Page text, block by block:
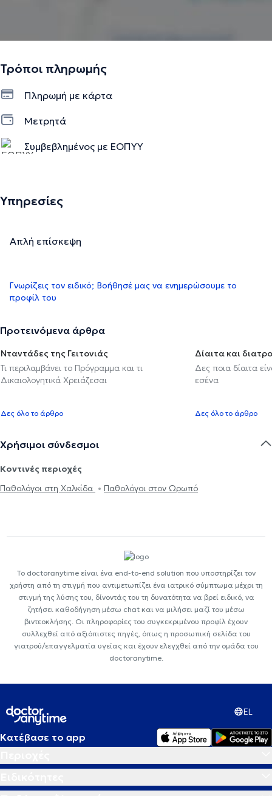
Τρόποι πληρωμής
Πληρωμή με κάρτα
Μετρητά
Συμβεβλημένος με ΕΟΠΥΥ
Υπηρεσίες
Απλή επίσκεψη
Γνωρίζεις τον ειδικό; Βοήθησέ μας να ενημερώσουμε το
προφίλ του
Προτεινόμενα άρθρα
Νταντάδες της Γειτονιάς
Τι περιλαμβάνει το Πρόγραμμα και τι
Δικαιολογητικά Χρειάζεσαι
Δες όλο το άρθρο
Δίαιτα και
Δες ποια δίαιτα
εσένα
Δες όλο το άρθρο
Χρήσιμοι σύνδεσμοι
Κοντινές περιοχές
Παθολόγοι στη Χαλκίδα
Παθολόγοι στον Ωρωπό
Το doctoranytime είναι ένα end-to-end solution που υποστηρίζει τον
χρήστη από τη στιγμή που αντιμετωπίζει ένα ιατρικό σύμπτωμα μέχρι τη
στιγμή της λύσης του, δίνοντάς του τη δυνατότητα να βρεί ειδικό, να
ζητήσει καθοδήγηση μέσω chat και να μιλήσει μαζί του μέσω
βιντεοκλήσης. Οι πληροφορίες του συγκεκριμένου προφίλ έχουν
συλλεχθεί από αξιόπιστες πηγές, όπως η προσωπική σελίδα του
γιατρού/επαγγελματία υγείας και έχουν ελεγχθεί από την ομάδα του
doctoranytime.
EL
Κατέβασε το app